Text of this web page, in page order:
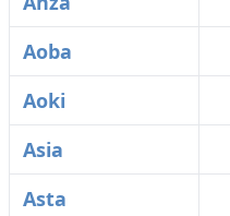
Aoba
Aoki
Asia
Asta